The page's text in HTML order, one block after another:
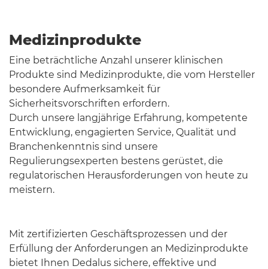
Medizinprodukte
Eine beträchtliche Anzahl unserer klinischen
Produkte sind Medizinprodukte, die vom Hersteller
besondere Aufmerksamkeit für
Sicherheitsvorschriften erfordern.
Durch unsere langjährige Erfahrung, kompetente
Entwicklung, engagierten Service, Qualität und
Branchenkenntnis sind unsere
Regulierungsexperten bestens gerüstet, die
regulatorischen Herausforderungen von heute zu
meistern.
Mit zertifizierten Geschäftsprozessen und der
Erfüllung der Anforderungen an Medizinprodukte
bietet Ihnen Dedalus sichere, effektive und